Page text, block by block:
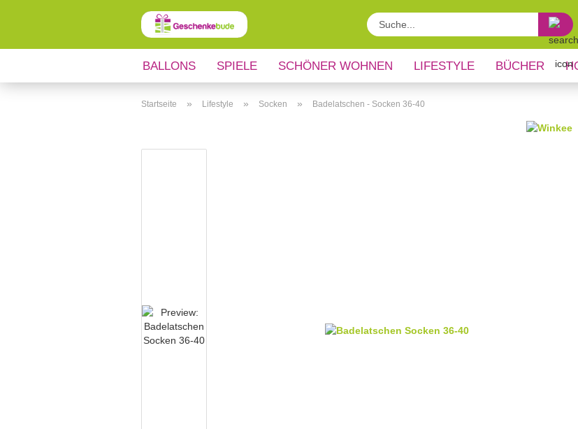
BALLONS SPIELE SCHÖNER WOHNEN LIFESTYLE BÜCHER
ANLÄSSE REGIONALES
Startseite » Lifestyle » Socken » Badelatschen - Socken 36-40